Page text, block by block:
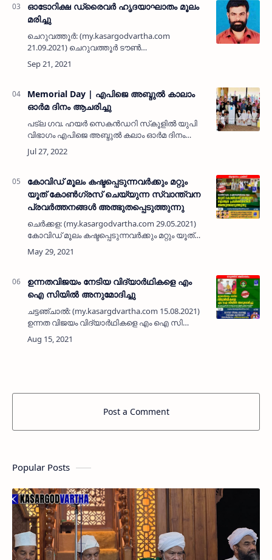
ഓടോറിക്ഷ ഡ്രൈവർ ഹൃദയാഘാതം മൂലം
മരിച്ചു
ചെറുവത്തൂർ: (my.kasargodvartha.com
21.09.2021) ചെറുവത്തൂർ ടൗൺ
ഓടോസ്റ്റാൻഡിലെ വി ജനാർദനൻ (52)
ഹൃദയാഘാതം മൂലം മരിച്ചു.വർഷങ്ങളായി
ജോലി ചെയ്ത് …
Memorial Day | എപിജെ അബ്ദുല്‍ കാലാം
ഓര്‍മ ദിനം ആചരിച്ചു
പട്‌ല ഗവ. ഹയര്‍ സെകന്‍ഡറി സ്‌കൂളില്‍ യുപി
വിഭാഗം എപിജെ അബ്ദുല്‍ കലാം ഓര്‍മ ദിനം
ആചരിച്ചുപട്‌ല:
(my.kasargodvartha.com) പട്‌ല ഗവ. ഹയര്‍
കോവിഡ് മൂലം കഷ്ടപ്പെടുന്നവർക്കും മറ്റും
യൂത് കോൺഗ്രസ് ചെയ്യുന്ന സ്വാന്ത്വന
പ്രവർത്തനങ്ങൾ അത്ഭുതപ്പെടുത്തുന്നു
ചെർക്കള: (my.kasargodvartha.com 29.05.2021)
കോവിഡ് മൂലം കഷ്ടപ്പെടുന്നവർക്കും മറ്റും യൂത്
കോൺഗ്രസ് ചെയ്യുന്ന സ്വാന്ത്വന
പ്രവർത്തനങ്ങൾ അത്ഭുതപ്പെടുത്തുന്നു.
ഉന്നതവിജയം നേടിയ വിദ്യാർഥികളെ എം
ഐ സിയിൽ അനുമോദിച്ചു
ചട്ടഞ്ചാൽ: (my.kasargdvartha.com 15.08.2021)
ഉന്നത വിജയം വിദ്യാർഥികളെ എം ഐ സി
ആർട്സ് ആൻഡ്‌ സയൻസ് കോളജിൽ
അനുമോദിച്ചു. ദാറുൽ ഹുദാ ഇസ്ലാമിക്‌
Post a Comment
Popular Posts